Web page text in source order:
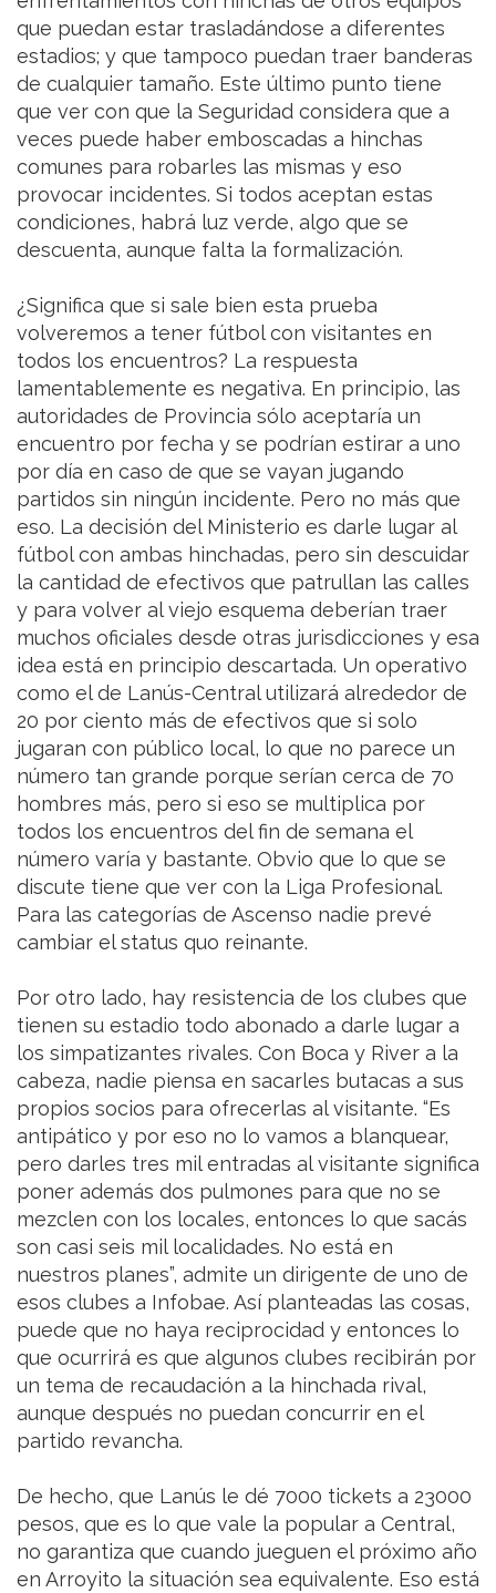
que puedan estar trasladándose a diferentes
estadios; y que tampoco puedan traer banderas
de cualquier tamaño. Este último punto tiene
que ver con que la Seguridad considera que a
veces puede haber emboscadas a hinchas
comunes para robarles las mismas y eso
provocar incidentes. Si todos aceptan estas
condiciones, habrá luz verde, algo que se
descuenta, aunque falta la formalización.
¿Significa que si sale bien esta prueba
volveremos a tener fútbol con visitantes en
todos los encuentros? La respuesta
lamentablemente es negativa. En principio, las
autoridades de Provincia sólo aceptaría un
encuentro por fecha y se podrían estirar a uno
por día en caso de que se vayan jugando
partidos sin ningún incidente. Pero no más que
eso. La decisión del Ministerio es darle lugar al
fútbol con ambas hinchadas, pero sin descuidar
la cantidad de efectivos que patrullan las calles
y para volver al viejo esquema deberían traer
muchos oficiales desde otras jurisdicciones y esa
idea está en principio descartada. Un operativo
como el de Lanús-Central utilizará alrededor de
20 por ciento más de efectivos que si solo
jugaran con público local, lo que no parece un
número tan grande porque serían cerca de 70
hombres más, pero si eso se multiplica por
todos los encuentros del fin de semana el
número varía y bastante. Obvio que lo que se
discute tiene que ver con la Liga Profesional.
Para las categorías de Ascenso nadie prevé
cambiar el status quo reinante.
Por otro lado, hay resistencia de los clubes que
tienen su estadio todo abonado a darle lugar a
los simpatizantes rivales. Con Boca y River a la
cabeza, nadie piensa en sacarles butacas a sus
propios socios para ofrecerlas al visitante. “Es
antipático y por eso no lo vamos a blanquear,
pero darles tres mil entradas al visitante significa
poner además dos pulmones para que no se
mezclen con los locales, entonces lo que sacás
son casi seis mil localidades. No está en
nuestros planes”, admite un dirigente de uno de
esos clubes a Infobae. Así planteadas las cosas,
puede que no haya reciprocidad y entonces lo
que ocurrirá es que algunos clubes recibirán por
un tema de recaudación a la hinchada rival,
aunque después no puedan concurrir en el
partido revancha.
De hecho, que Lanús le dé 7000 tickets a 23000
pesos, que es lo que vale la popular a Central,
no garantiza que cuando jueguen el próximo año
en Arroyito la situación sea equivalente. Eso está